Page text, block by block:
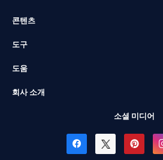
콘텐츠
도구
도움
회사 소개
소셜 미디어